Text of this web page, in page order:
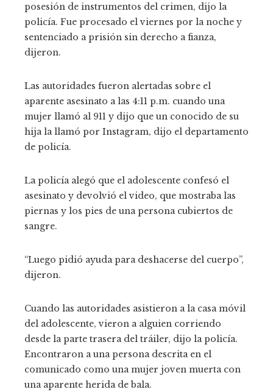
posesión de instrumentos del crimen, dijo la
policía. Fue procesado el viernes por la noche y
sentenciado a prisión sin derecho a fianza,
dijeron.
Las autoridades fueron alertadas sobre el
aparente asesinato a las 4:11 p.m. cuando una
mujer llamó al 911 y dijo que un conocido de su
hija la llamó por Instagram, dijo el departamento
de policía.
La policía alegó que el adolescente confesó el
asesinato y devolvió el video, que mostraba las
piernas y los pies de una persona cubiertos de
sangre.
“Luego pidió ayuda para deshacerse del cuerpo”,
dijeron.
Cuando las autoridades asistieron a la casa móvil
del adolescente, vieron a alguien corriendo
desde la parte trasera del tráiler, dijo la policía.
Encontraron a una persona descrita en el
comunicado como una mujer joven muerta con
una aparente herida de bala.